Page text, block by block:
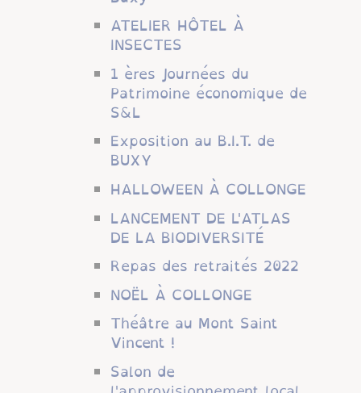
ATELIER HÔTEL À
INSECTES
1 ères Journées du
Patrimoine économique de
S&L
Exposition au B.I.T. de
BUXY
HALLOWEEN À COLLONGE
LANCEMENT DE L'ATLAS
DE LA BIODIVERSITÉ
Repas des retraités 2022
NOËL À COLLONGE
Théâtre au Mont Saint
Vincent !
Salon de